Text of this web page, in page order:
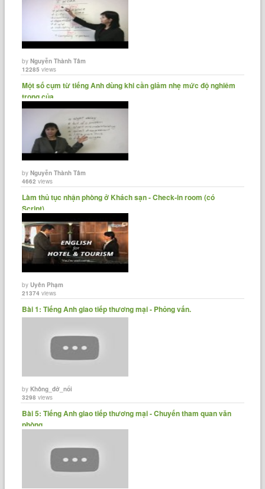
byNguyễn Thành Tâm
12285 views
Một số cụm từ tiếng Anh dùng khi cần giảm nhẹ mức độ nghiêm
trọng của......
byNguyễn Thành Tâm
4662 views
Làm thủ tục nhận phòng ở Khách sạn - Check-in room (có
Script)
byUyên Phạm
21374 views
Bài 1: Tiếng Anh giao tiếp thương mại - Phỏng vấn.
byKhông_đở_nổi
3298 views
Bài 5: Tiếng Anh giao tiếp thương mại - Chuyến tham quan văn
phòng.